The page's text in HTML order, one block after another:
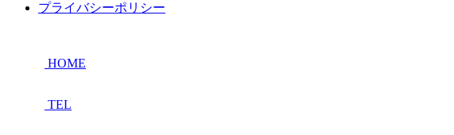
プライバシーポリシー
HOME
TEL